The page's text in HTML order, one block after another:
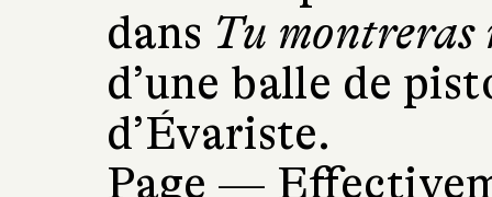
dans Tu montreras
d’une balle de
d’Évariste.
Page —